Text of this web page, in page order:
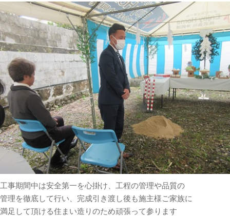
工事期間中は安全第一を心掛け、工程の管理や品質の
管理を徹底して行い、完成引き渡し後も施主様ご家族に
満足して頂ける住まい造りのため頑張って参ります